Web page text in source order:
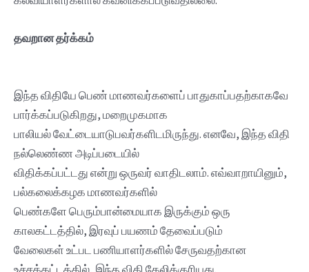
தவறான தர்க்கம்
இந்த விதியே பெண் மாணவர்களைப் பாதுகாப்பதற்காகவே
பார்க்கப்படுகிறது, மறைமுகமாக
பாலியல் வேட்டையாடுபவர்களிடமிருந்து. எனவே, இந்த விதி
நல்லெண்ண அடிப்படையில்
விதிக்கப்பட்டது என்று ஒருவர் வாதிடலாம். எவ்வாறாயினும்,
பல்கலைக்கழக மாணவர்களில்
பெண்களே பெரும்பான்மையாக இருக்கும் ஒரு
காலகட்டத்தில், இரவுப் பயணம் தேவைப்படும்
வேலைகள் உட்பட பணியாளர்களில் சேருவதற்கான